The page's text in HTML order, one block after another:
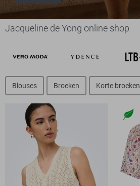
Jacqueline de Yong online shop
Blouses Broeken Korte broeken